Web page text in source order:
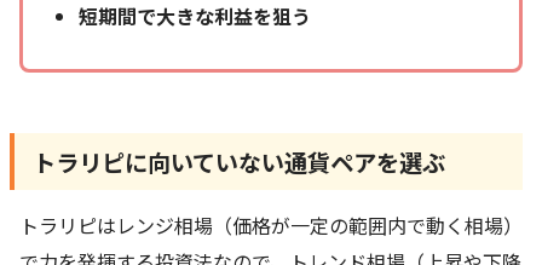
短期間で大きな利益を狙う
トラリピに向いていない通貨ペアを選ぶ
トラリピはレンジ相場（価格が一定の範囲内で動く相場）